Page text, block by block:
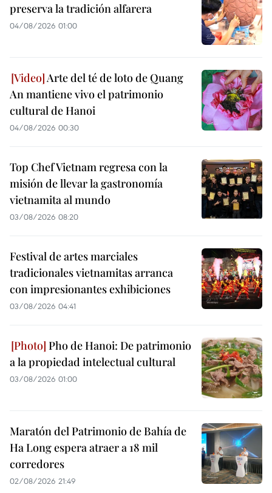
preserva la tradición alfarera
04/08/2026 01:00
Arte del té de loto de Quang
An mantiene vivo el patrimonio
cultural de Hanoi
04/08/2026 00:30
Top Chef Vietnam regresa con la
misión de llevar la gastronomía
vietnamita al mundo
03/08/2026 08:20
Festival de artes marciales
tradicionales vietnamitas arranca
con impresionantes exhibiciones
03/08/2026 04:41
Pho de Hanoi: De patrimonio
a la propiedad intelectual cultural
03/08/2026 01:00
Maratón del Patrimonio de Bahía de
Ha Long espera atraer a 18 mil
corredores
02/08/2026 21:49